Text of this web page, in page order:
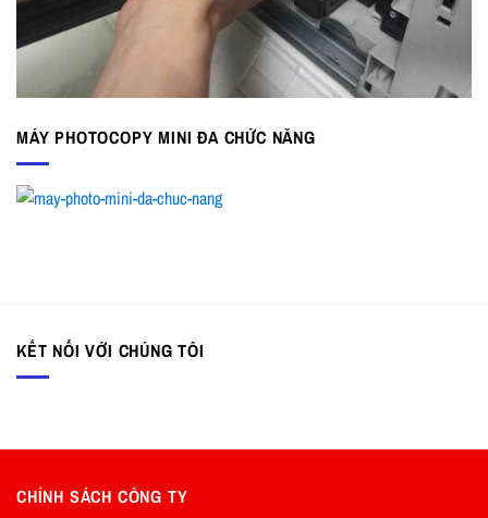
MÁY PHOTOCOPY MINI ĐA CHỨC NĂNG
KẾT NỐI VỚI CHÚNG TÔI
CHÍNH SÁCH CÔNG TY